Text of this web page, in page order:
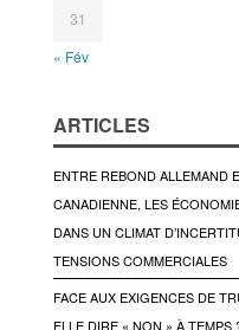
31
« Fév
ARTICLES
ENTRE REBOND ALLEMAND
CANADIENNE, LES
DANS UN CLIMAT
TENSIONS COMMERCIALES
FACE AUX EXIGENCES DE
ELLE DIRE « NON » À TEMPS